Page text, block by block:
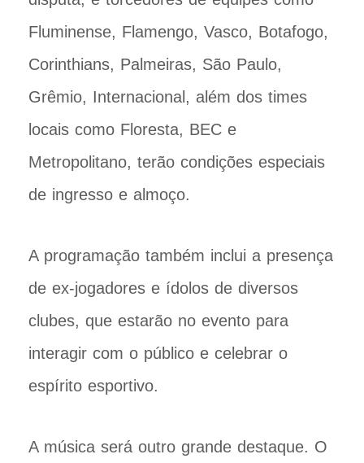
Fluminense, Flamengo, Vasco, Botafogo,
Corinthians, Palmeiras, São Paulo,
Grêmio, Internacional, além dos times
locais como Floresta, BEC e
Metropolitano, terão condições especiais
de ingresso e almoço.
A programação também inclui a presença
de ex-jogadores e ídolos de diversos
clubes, que estarão no evento para
interagir com o público e celebrar o
espírito esportivo.
A música será outro grande destaque. O